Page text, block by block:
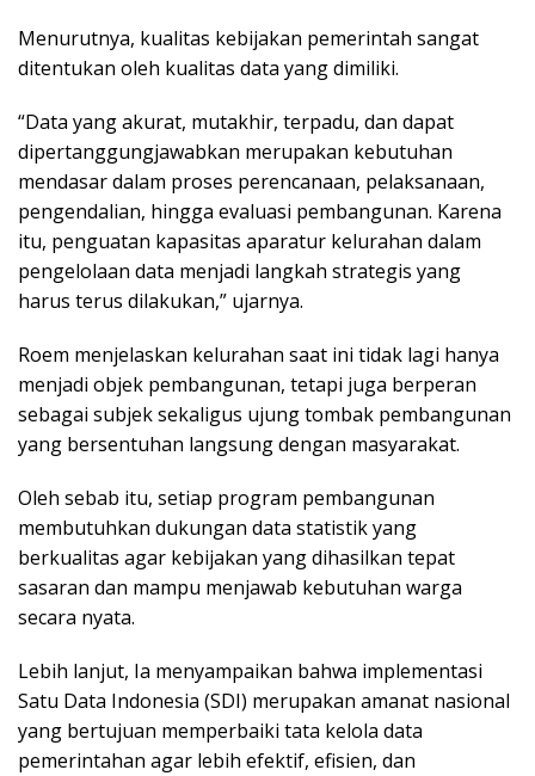
Menurutnya, kualitas kebijakan pemerintah sangat
ditentukan oleh kualitas data yang dimiliki.
“Data yang akurat, mutakhir, terpadu, dan dapat
dipertanggungjawabkan merupakan kebutuhan
mendasar dalam proses perencanaan, pelaksanaan,
pengendalian, hingga evaluasi pembangunan. Karena
itu, penguatan kapasitas aparatur kelurahan dalam
pengelolaan data menjadi langkah strategis yang
harus terus dilakukan,” ujarnya.
Roem menjelaskan kelurahan saat ini tidak lagi hanya
menjadi objek pembangunan, tetapi juga berperan
sebagai subjek sekaligus ujung tombak pembangunan
yang bersentuhan langsung dengan masyarakat.
Oleh sebab itu, setiap program pembangunan
membutuhkan dukungan data statistik yang
berkualitas agar kebijakan yang dihasilkan tepat
sasaran dan mampu menjawab kebutuhan warga
secara nyata.
Lebih lanjut, Ia menyampaikan bahwa implementasi
Satu Data Indonesia (SDI) merupakan amanat nasional
yang bertujuan memperbaiki tata kelola data
pemerintahan agar lebih efektif, efisien, dan